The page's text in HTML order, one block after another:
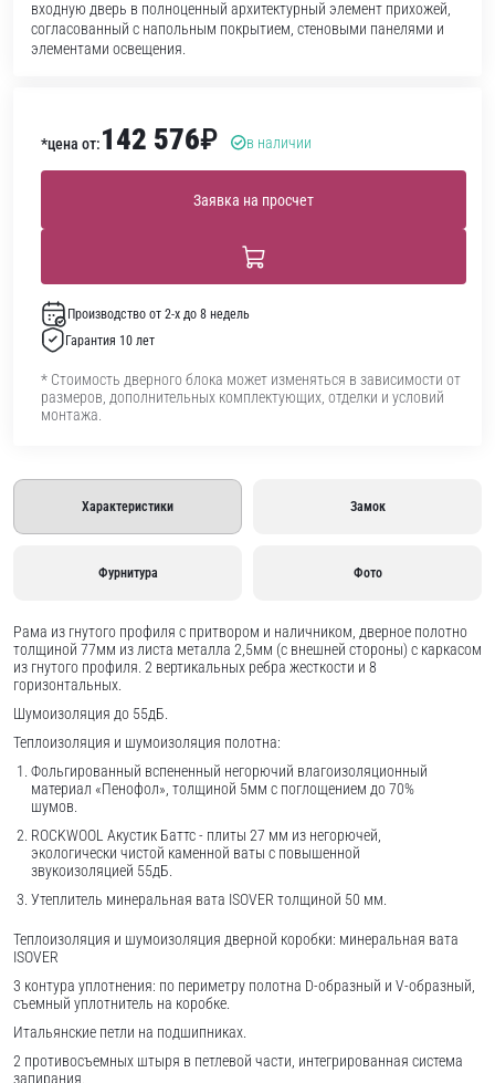
входную дверь в полноценный архитектурный элемент прихожей,
согласованный с напольным покрытием, стеновыми панелями и
элементами освещения.
*цена от:142 576₽ в наличии
Заявка на просчет
Производство от 2-х до 8 недель
Гарантия 10 лет
* Стоимость дверного блока может изменяться в зависимости от
размеров, дополнительных комплектующих, отделки и условий
монтажа.
Характеристики Замок
Фурнитура Фото
Рама из гнутого профиля с притвором и наличником, дверное полотно
толщиной 77мм из листа металла 2,5мм (с внешней стороны) c каркасом
из гнутого профиля. 2 вертикальных ребра жесткости и 8
горизонтальных.
Шумоизоляция до 55дБ.
Теплоизоляция и шумоизоляция полотна:
Фольгированный вспененный негорючий влагоизоляционный
материал «Пенофол», толщиной 5мм с поглощением до 70%
шумов.
ROCKWOOL Акустик Баттс - плиты 27 мм из негорючей,
экологически чистой каменной ваты с повышенной
звукоизоляцией 55дБ.
Утеплитель минеральная вата ISOVER толщиной 50 мм.
Теплоизоляция и шумоизоляция дверной коробки: минеральная вата
ISOVER
3 контура уплотнения: по периметру полотна D-образный и V-образный,
съемный уплотнитель на коробке.
Итальянские петли на подшипниках.
2 противосъемных штыря в петлевой части, интегрированная система
запирания.